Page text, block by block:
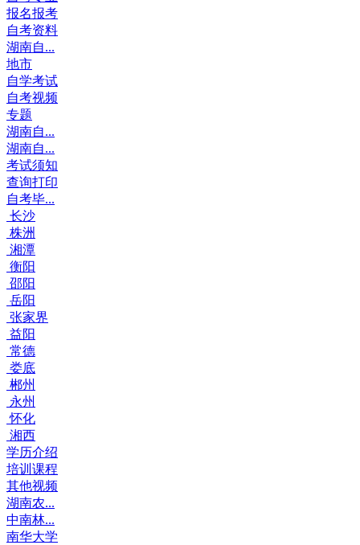
报名报考
自考资料
湖南自...
地市
自学考试
自考视频
专题
湖南自...
湖南自...
考试须知
查询打印
自考毕...
长沙
株洲
湘潭
衡阳
邵阳
岳阳
张家界
益阳
常德
娄底
郴州
永州
怀化
湘西
学历介绍
培训课程
其他视频
湖南农...
中南林...
南华大学